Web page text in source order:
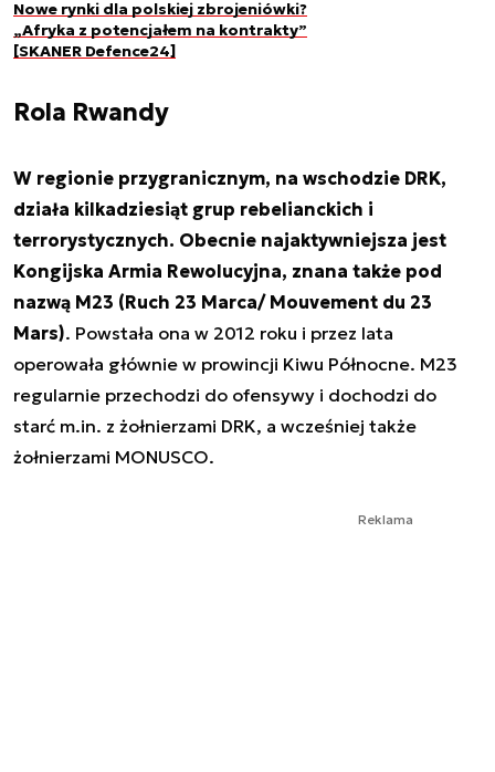
Nowe rynki dla polskiej zbrojeniówki?
„Afryka z potencjałem na kontrakty”
[SKANER Defence24]
Rola Rwandy
W regionie przygranicznym, na wschodzie DRK,
działa kilkadziesiąt grup rebelianckich i
terrorystycznych. Obecnie najaktywniejsza jest
Kongijska Armia Rewolucyjna, znana także pod
nazwą M23 (Ruch 23 Marca/ Mouvement du 23
Mars). Powstała ona w 2012 roku i przez lata
operowała głównie w prowincji Kiwu Północne. M23
regularnie przechodzi do ofensywy i dochodzi do
starć m.in. z żołnierzami DRK, a wcześniej także
żołnierzami MONUSCO.
Reklama